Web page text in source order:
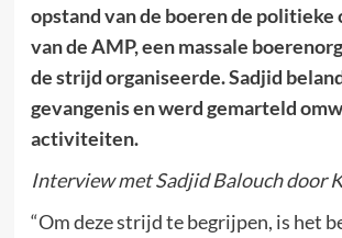
opstand van de boeren de
van de AMP, een massale
de strijd organiseerde. Sadjid
gevangenis en werd gemarteld
activiteiten.
Interview met Sadjid Balouch door
“Om deze strijd te begrijpen, is het